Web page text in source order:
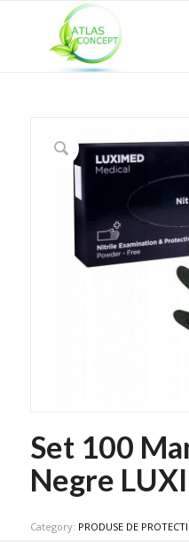
Set 100
Negre
Category: PRODUSE DE